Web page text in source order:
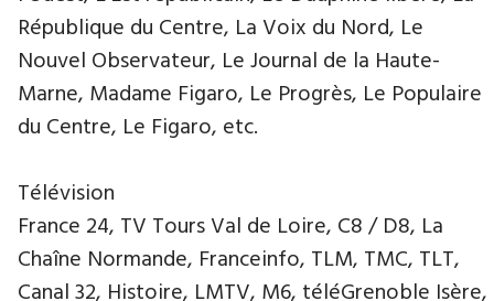
République du Centre, La Voix du Nord, Le
Nouvel Observateur, Le Journal de la Haute-
Marne, Madame Figaro, Le Progrès, Le Populaire
du Centre, Le Figaro, etc.
Télévision
France 24, TV Tours Val de Loire, C8 / D8, La
Chaîne Normande, Franceinfo, TLM, TMC, TLT,
Canal 32, Histoire, LMTV, M6, téléGrenoble Isère,